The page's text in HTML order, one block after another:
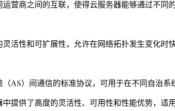
商之间的互联，使得云服务器能够通过不同
性和可扩展性，允许在网络拓扑发生变化时
）间通信的标准协议，可用于在不同自治系
供了高度的灵活性、可用性和性能优势，适用